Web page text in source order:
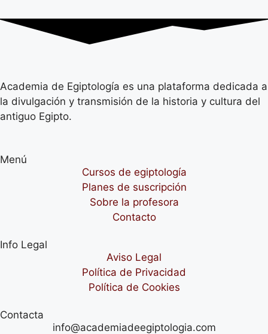
Academia de Egiptología es una plataforma dedicada a
la divulgación y transmisión de la historia y cultura del
antiguo Egipto.
Menú
Cursos de egiptología
Planes de suscripción
Sobre la profesora
Contacto
Info Legal
Aviso Legal
Política de Privacidad
Política de Cookies
Contacta
info@academiadeegiptologia.com